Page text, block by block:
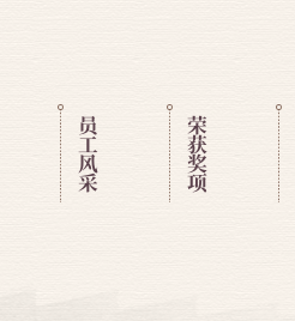
员
工
风
采
荣
获
奖
项